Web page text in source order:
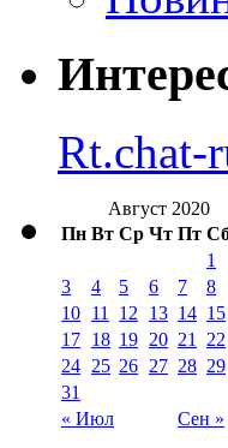
Rt.chat-
Август 2020
Пн Вт Ср Чт Пт
« Июл Сен »
1
3
4 5 6 7 8
10 11 12 13 14 15
17 18 19 20 21 22
24 25 26 27 28 29
31